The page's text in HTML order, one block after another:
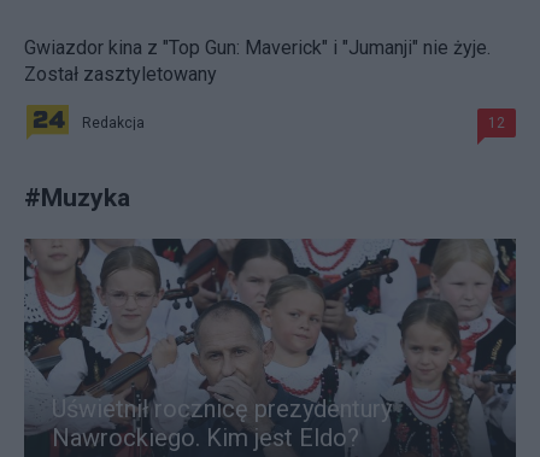
Gwiazdor kina z "Top Gun: Maverick" i "Jumanji" nie żyje.
Został zasztyletowany
Redakcja 12
#Muzyka
Uświetnił rocznicę prezydentury
Nawrockiego. Kim jest Eldo?